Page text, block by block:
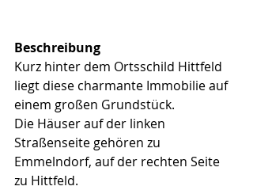
Beschreibung
Kurz hinter dem Ortsschild Hittfeld
liegt diese charmante Immobilie auf
einem großen Grundstück.
Die Häuser auf der linken
Straßenseite gehören zu
Emmelndorf, auf der rechten Seite
zu Hittfeld.